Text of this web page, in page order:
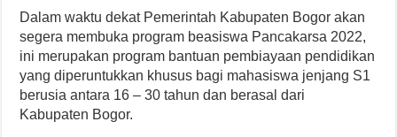
Dalam waktu dekat Pemerintah Kabupaten Bogor akan
segera membuka program beasiswa Pancakarsa 2022,
ini merupakan program bantuan pembiayaan pendidikan
yang diperuntukkan khusus bagi mahasiswa jenjang S1
berusia antara 16 – 30 tahun dan berasal dari
Kabupaten Bogor.